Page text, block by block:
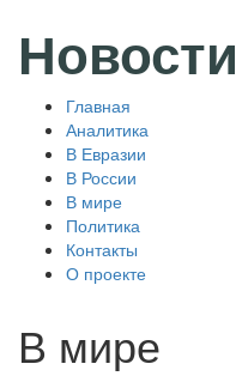
Новости
Главная
Аналитика
В Евразии
В России
В мире
Политика
Контакты
О проекте
В мире